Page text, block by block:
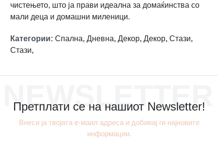
чистењето, што ја прави идеална за домаќинства со
мали деца и домашни миленици.
Категории: Спална, Дневна, Декор, Декор, Стази,
Стази,
NEWSLETTER
Претплати се на нашиот Newsletter!
Внеси ја твојата е-маил адреса и добивај ги најновите
информации.